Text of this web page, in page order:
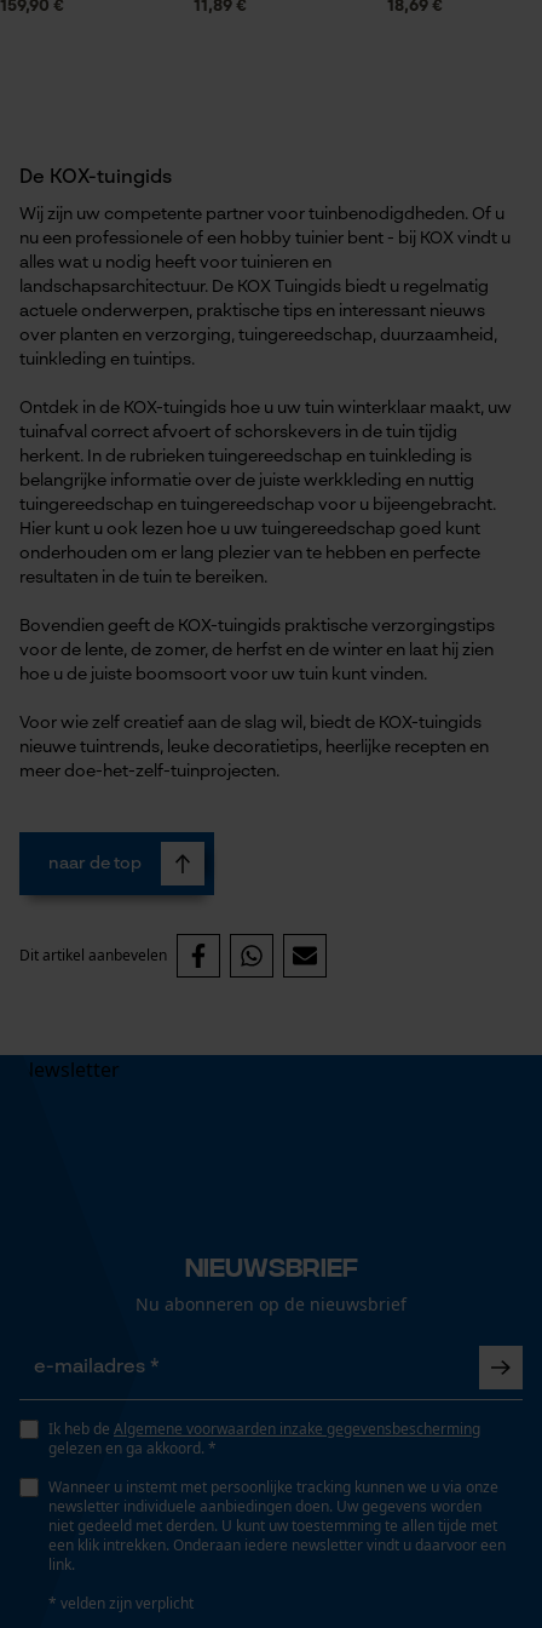
159,90 € 11,89 € 18,69 €
De KOX-tuingids
Wij zijn uw competente partner voor tuinbenodigdheden. Of u
nu een professionele of een hobby tuinier bent - bij KOX vindt u
alles wat u nodig heeft voor tuinieren en
landschapsarchitectuur. De KOX Tuingids biedt u regelmatig
actuele onderwerpen, praktische tips en interessant nieuws
over planten en verzorging, tuingereedschap, duurzaamheid,
tuinkleding en tuintips.
Ontdek in de KOX-tuingids hoe u uw tuin winterklaar maakt, uw
tuinafval correct afvoert of schorskevers in de tuin tijdig
herkent. In de rubrieken tuingereedschap en tuinkleding is
belangrijke informatie over de juiste werkkleding en nuttig
tuingereedschap en tuingereedschap voor u bijeengebracht.
Hier kunt u ook lezen hoe u uw tuingereedschap goed kunt
onderhouden om er lang plezier van te hebben en perfecte
resultaten in de tuin te bereiken.
Bovendien geeft de KOX-tuingids praktische verzorgingstips
voor de lente, de zomer, de herfst en de winter en laat hij zien
hoe u de juiste boomsoort voor uw tuin kunt vinden.
Voor wie zelf creatief aan de slag wil, biedt de KOX-tuingids
nieuwe tuintrends, leuke decoratietips, heerlijke recepten en
meer doe-het-zelf-tuinprojecten.
naar de top
Dit artikel aanbevelen
Nieuwsbrief
Nu abonneren op de nieuwsbrief
Ik heb de Algemene voorwaarden inzake gegevensbescherming
gelezen en ga akkoord. *
Wanneer u instemt met persoonlijke tracking kunnen we u via onze
newsletter individuele aanbiedingen doen. Uw gegevens worden
niet gedeeld met derden. U kunt uw toestemming te allen tijde met
een klik intrekken. Onderaan iedere newsletter vindt u daarvoor een
link.
* velden zijn verplicht
Prestatie en functionele
Cookies
Loop54 Personalization
Gepersonaliseerde homepage
Opgeslagen winkelwagen
Persoonlijke begroeting
Geo-IP en gebruikersdetectie
Google Maps
Marketing Cookies
Microsoft Advertising Universal
Survicate